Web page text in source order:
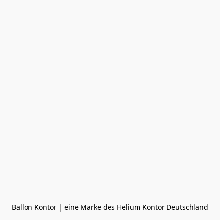
Ballon Kontor | eine Marke des Helium Kontor Deutschland